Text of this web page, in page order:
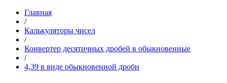
Главная
/
Калькуляторы чисел
/
Конвертер десятичных дробей в обыкновенные
/
4,39 в виде обыкновенной дроби